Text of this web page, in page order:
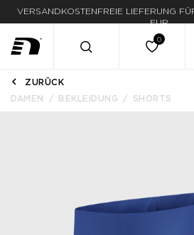
VERSANDKOSTENFREIE LIEFERUNG
EUR
ZURÜCK
DAMEN
BEKLEIDUNG SHORTS